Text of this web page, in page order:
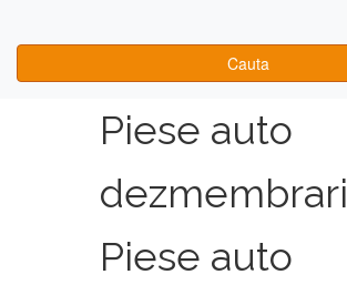
Cauta
Piese auto
dezmembrari
Piese auto